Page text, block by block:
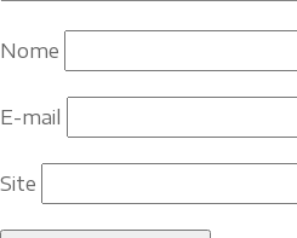
Nome
E-mail
Site